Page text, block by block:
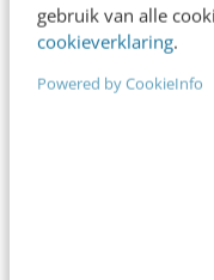
gebruik van alle
cookieverklaring.
Powered by CookieInfo